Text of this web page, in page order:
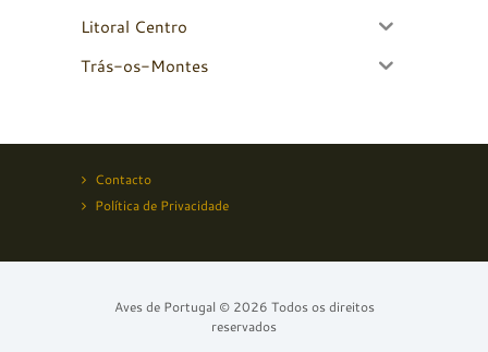
Litoral Centro
Trás-os-Montes
Contacto
Política de Privacidade
Aves de Portugal © 2026 Todos os direitos
reservados